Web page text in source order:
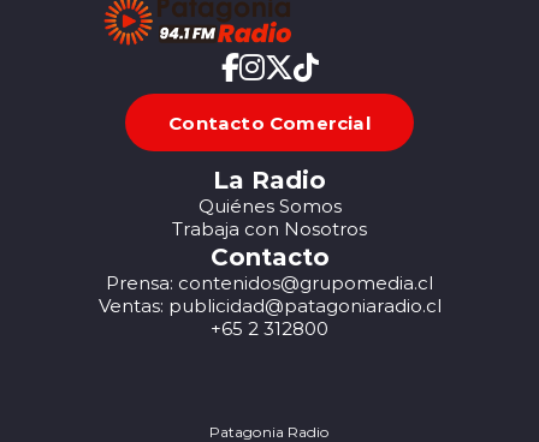
Contacto Comercial
La Radio
Quiénes Somos
Trabaja con Nosotros
Contacto
Prensa: contenidos@grupomedia.cl
Ventas: publicidad@patagoniaradio.cl
+65 2 312800
Patagonia Radio